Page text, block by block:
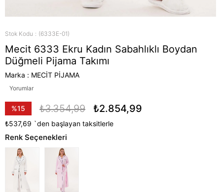
Stok Kodu (6333E-01)
Mecit 6333 Ekru Kadın Sabahlıklı Boydan
Düğmeli Pijama Takımı
Marka : MECİT PİJAMA
Yorumlar
%15
İndirim
₺3.354,99 ₺2.854,99
₺537,69 `den başlayan taksitlerle
Renk Seçenekleri